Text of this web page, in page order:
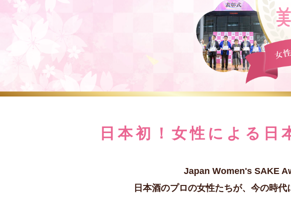
日本初！女性による日
Japan Women's SAKE
日本酒のプロの女性たちが、今の時